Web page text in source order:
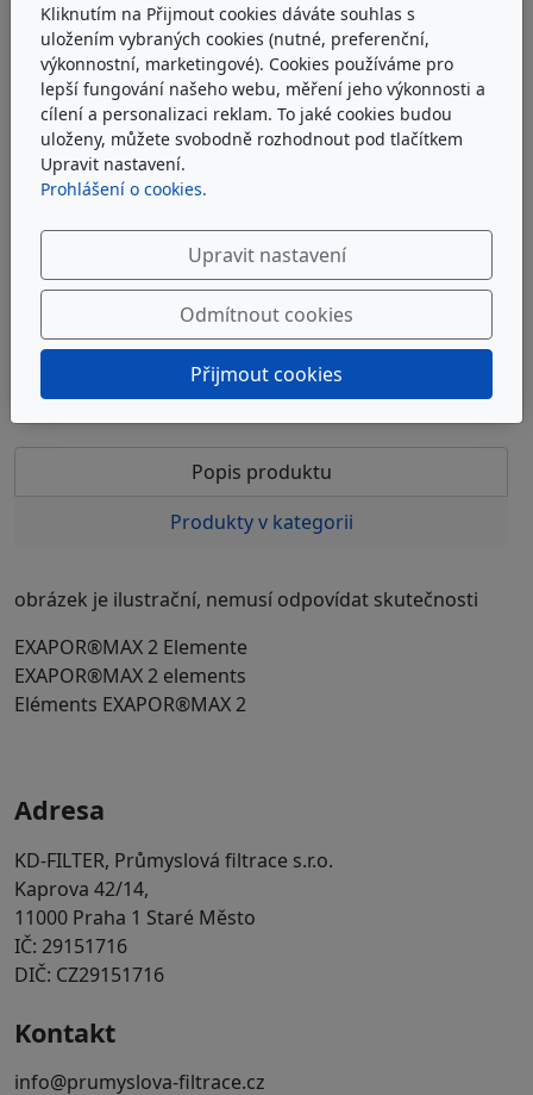
ARGO-HYTOS V3.0823-19
Filtrační vložka EXAPOR®MAX2 Argo-Hytos V3.0823-19
u dodavatele
1 955 Kčbez DPH
Popis produktu
Produkty v kategorii
obrázek je ilustrační, nemusí odpovídat skutečnosti
EXAPOR®MAX 2 Elemente
EXAPOR®MAX 2 elements
Eléments EXAPOR®MAX 2
Adresa
KD-FILTER, Průmyslová filtrace s.r.o.
Kaprova 42/14,
11000 Praha 1 Staré Město
IČ: 29151716
DIČ: CZ29151716
Kontakt
info@prumyslova-filtrace.cz
Kliknutím na Přijmout cookies dáváte souhlas s
uložením vybraných cookies (nutné, preferenční,
výkonnostní, marketingové). Cookies používáme pro
lepší fungování našeho webu, měření jeho výkonnosti a
cílení a personalizaci reklam. To jaké cookies budou
uloženy, můžete svobodně rozhodnout pod tlačítkem
Upravit nastavení.
Prohlášení o cookies.
Upravit nastavení
Odmítnout cookies
Přijmout cookies